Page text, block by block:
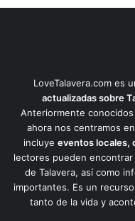
LoveTalavera.com es
actualizadas sobre
Anteriormente
ahora nos centramos
incluye eventos locales,
lectores pueden
de Talavera, así como
importantes. Es un
tanto de la vida y